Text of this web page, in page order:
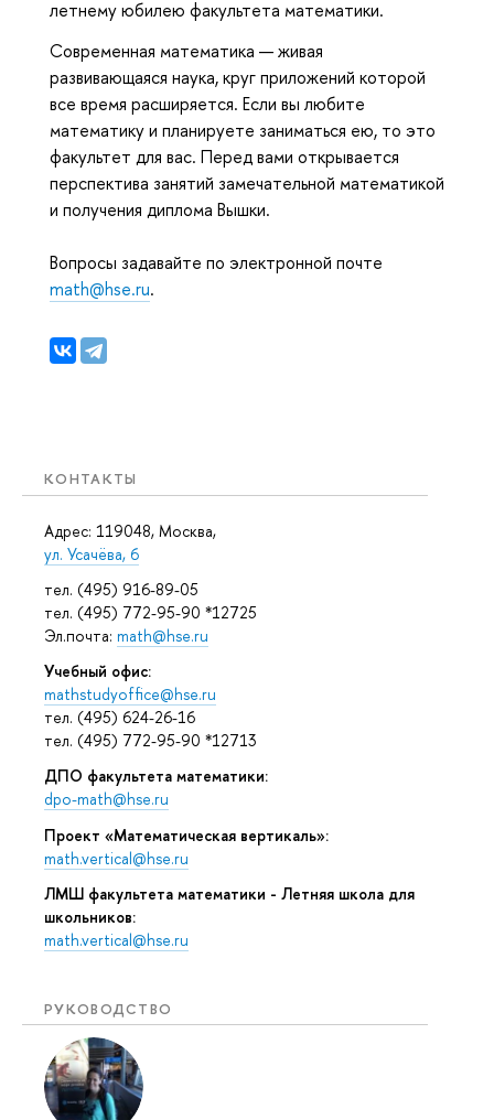
КОНТАКТЫ
Адрес: 119048, Москва,
ул. Усачёва, 6
тел. (495) 916-89-05
тел. (495) 772-95-90 *12725
Эл.почта: math@hse.ru
Учебный офис:
mathstudyoffice@hse.ru
тел. (495) 624-26-16
тел. (495) 772-95-90 *12713
ДПО факультета математики:
dpo-math@hse.ru
Проект «Математическая вертикаль»:
math.vertical@hse.ru
ЛМШ факультета математики - Летняя школа для
школьников:
math.vertical@hse.ru
РУКОВОДСТВО
летнему юбилею факультета математики.
Современная математика — живая
развивающаяся наука, круг приложений которой
все время расширяется. Если вы любите
математику и планируете заниматься ею, то это
факультет для вас. Перед вами открывается
перспектива занятий замечательной математикой
и получения диплома Вышки.
Вопросы задавайте по электронной почте
math@hse.ru.